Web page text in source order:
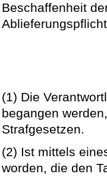
Beschaffenheit
(1) Die
begangen
Strafgesetzen.
(2) Ist mittels
worden, die den